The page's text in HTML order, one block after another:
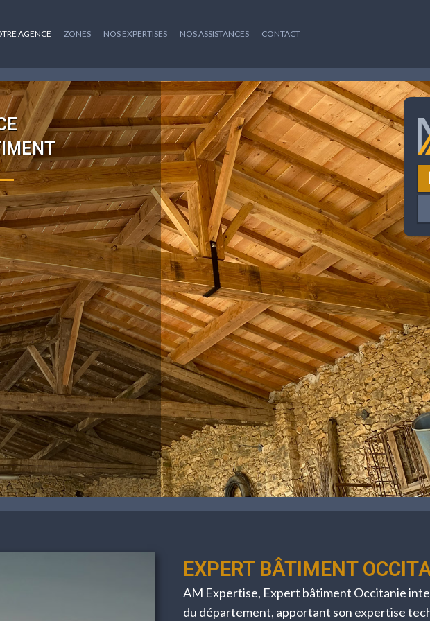
AGENCE ZONES NOS EXPERTISES NOS ASSISTANCES CONTACT
EXPERT BÂTIMENT
AM Expertise, Expert bâtiment Occitanie
du département, apportant son expertise